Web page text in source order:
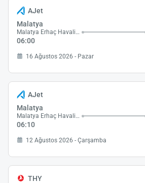
AJet
Malatya
Malatya Erhaç Havalimanı
06:00
16 Ağustos 2026 - Pazar
AJet
Malatya
Malatya Erhaç Havalimanı
06:10
12 Ağustos 2026 - Çarşamba
THY